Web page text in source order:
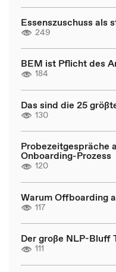
Essenszuschuss als
249
BEM ist Pflicht des
184
Das sind die 25
130
Probezeitgespräche
Onboarding-Prozess
120
Warum Offboarding
117
Der große NLP-Bluff
111